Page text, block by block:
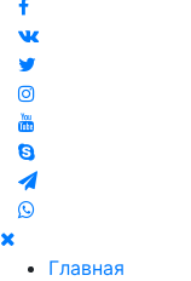
Главная